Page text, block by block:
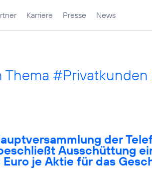
Karriere Presse News
Thema
der
Ausschüttung
Euro je Aktie für das